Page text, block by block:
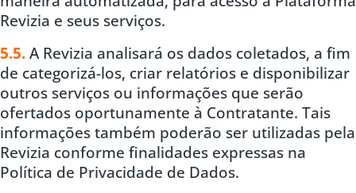
Revizia e seus serviços.
5.5. A Revizia analisará os dados coletados, a fim
de categorizá-los, criar relatórios e disponibilizar
outros serviços ou informações que serão
ofertados oportunamente à Contratante. Tais
informações também poderão ser utilizadas pela
Revizia conforme finalidades expressas na
Política de Privacidade de Dados.